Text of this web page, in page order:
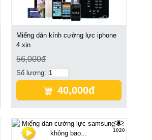
Miếng dán kính cường lực iphone
4 xịn
56,000đ
Số lượng:
40,000đ
1020